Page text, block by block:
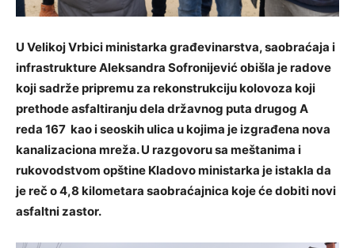
U Velikoj Vrbici ministarka građevinarstva, saobraćaja i
infrastrukture Aleksandra Sofronijević obišla je radove
koji sadrže pripremu za rekonstrukciju kolovoza koji
prethode asfaltiranju dela državnog puta drugog A
reda 167 kao i seoskih ulica u kojima je izgrađena nova
kanalizaciona mreža. U razgovoru sa meštanima i
rukovodstvom opštine Kladovo ministarka je istakla da
je reč o 4,8 kilometara saobraćajnica koje će dobiti novi
asfaltni zastor.